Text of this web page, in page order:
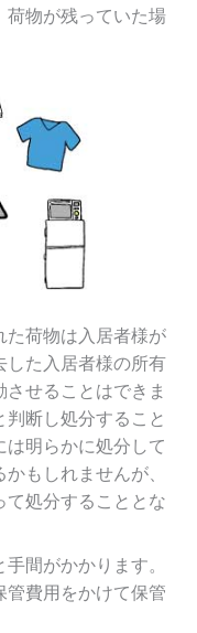
荷物が残っていた場
荷物は入居者様が
した入居者様の所有
せることはできま
断し処分すること
は明らかに処分して
もしれませんが、
て処分することとな
間がかかります。
管費用をかけて保管